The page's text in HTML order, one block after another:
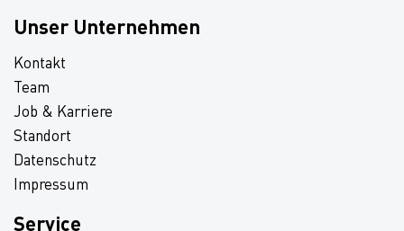
Unser Unternehmen
Kontakt
Team
Job & Karriere
Standort
Datenschutz
Impressum
Service